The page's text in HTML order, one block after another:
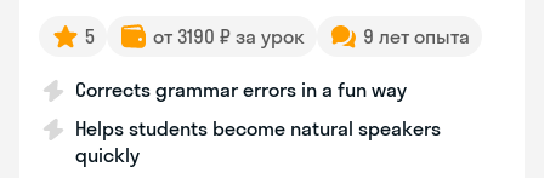
5 от 3190 ₽ за урок 9 лет опыта
Corrects grammar errors in a fun way
Helps students become natural speakers
quickly